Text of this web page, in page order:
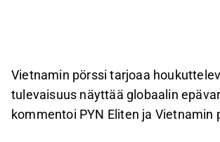
Vietnamin pörssi tarjoaa
tulevaisuus näyttää globaalin
kommentoi PYN Eliten ja